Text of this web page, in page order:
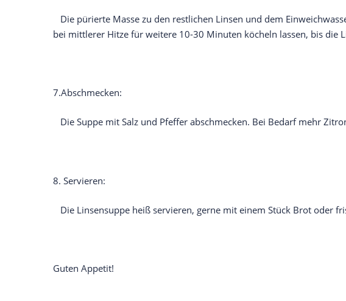
Die pürierte Masse zu den restlichen Linsen und dem
bei mittlerer Hitze für weitere 10-30 Minuten köcheln lassen, bis die
7.Abschmecken:
Die Suppe mit Salz und Pfeffer abschmecken. Bei Bedarf mehr
8. Servieren:
Die Linsensuppe heiß servieren, gerne mit einem Stück Brot oder
Guten Appetit!